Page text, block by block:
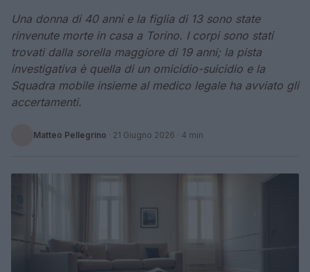
Una donna di 40 anni e la figlia di 13 sono state
rinvenute morte in casa a Torino. I corpi sono stati
trovati dalla sorella maggiore di 19 anni; la pista
investigativa è quella di un omicidio-suicidio e la
Squadra mobile insieme al medico legale ha avviato gli
accertamenti.
Matteo Pellegrino · 21 Giugno 2026 · 4 min